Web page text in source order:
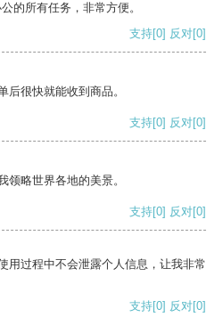
的所有任务，非常方便。
支持[0] 反对[0]
后很快就能收到商品。
支持[0] 反对[0]
领略世界各地的美景。
支持[0] 反对[0]
用过程中不会泄露个人信息，让我非常
支持[0] 反对[0]